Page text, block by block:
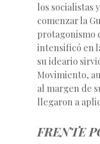
los socialistas
comenzar la
protagonismo
intensificó en
su ideario
Movimiento,
al margen de
llegaron a
FRENTE